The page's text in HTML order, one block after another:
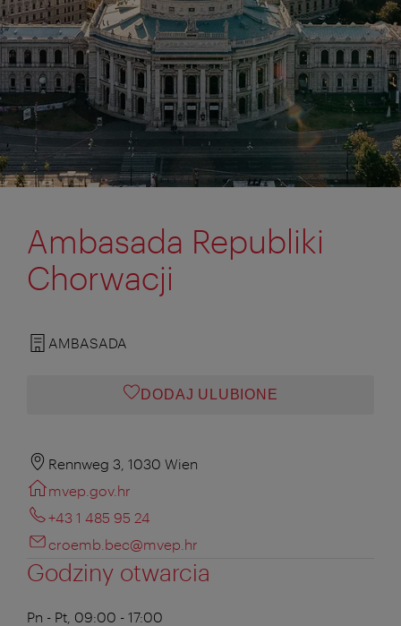
Ambasada Republiki
Chorwacji
AMBASADA
DODAJ ULUBIONE
Rennweg 3, 1030 Wien
mvep.gov.hr
+43 1 485 95 24
croemb.bec@mvep.hr
Godziny otwarcia
Pn - Pt, 09:00 - 17:00